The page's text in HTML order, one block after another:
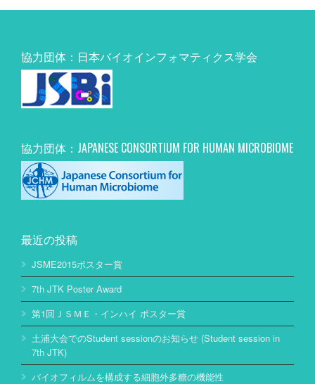
協力団体：日本バイオインフォマティクス学会
協力団体：JAPANESE CONSORTIUM FOR HUMAN MICROBIOME
最近の投稿
JSME2015ポスター賞
7th JTK Poster Award
第1回ＪＳＭＥ・インハイ ポスター賞
土浦大会でのStudent sessionのお知らせ (Student session in
7th JTK)
バイオフィルムを構成する細胞外多糖の機能性